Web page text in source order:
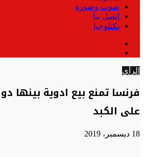
صوت وصورة
إتصل بنا
تكنلوجيا
الرأي
فرنسا تمنع بيع ادوية بينها
على الكبد
18 ديسمبر، 2019